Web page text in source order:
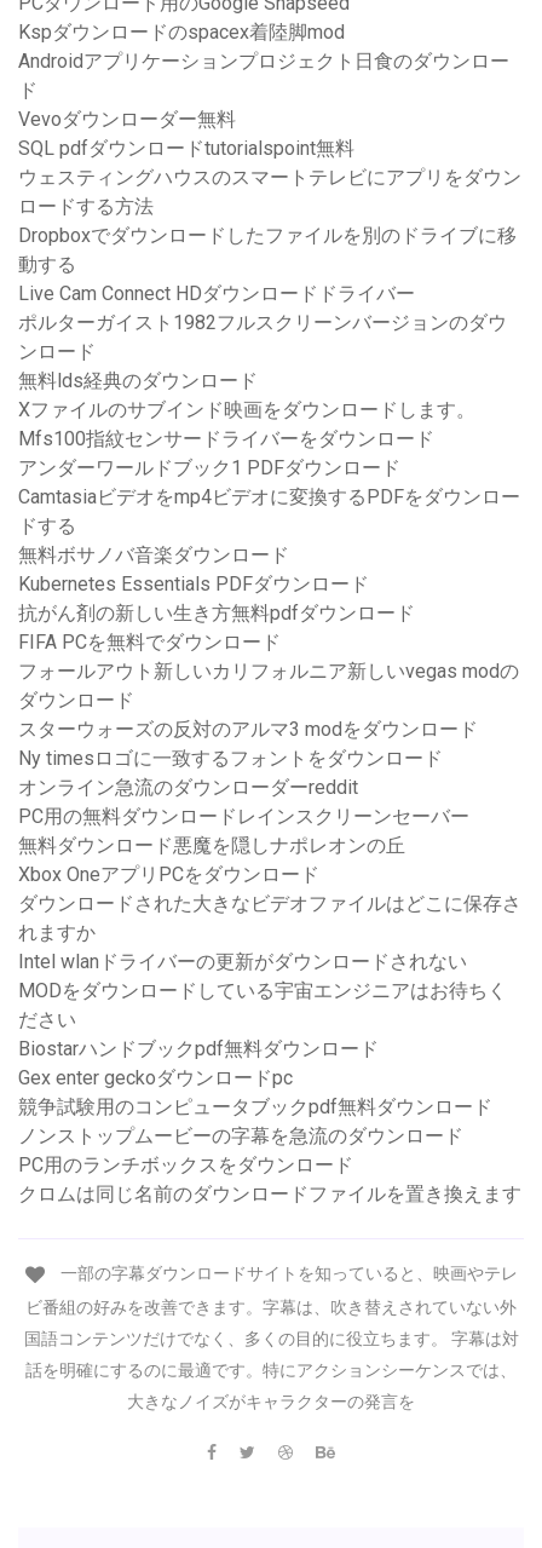
Kspダウンロードのspacex着陸脚mod
Androidアプリケーションプロジェクト日食のダウンロー
ド
Vevoダウンローダー無料
SQL pdfダウンロードtutorialspoint無料
ウェスティングハウスのスマートテレビにアプリをダウン
ロードする方法
Dropboxでダウンロードしたファイルを別のドライブに移
動する
Live Cam Connect HDダウンロードドライバー
ポルターガイスト1982フルスクリーンバージョンのダウ
ンロード
無料lds経典のダウンロード
Xファイルのサブインド映画をダウンロードします。
Mfs100指紋センサードライバーをダウンロード
アンダーワールドブック1 PDFダウンロード
Camtasiaビデオをmp4ビデオに変換するPDFをダウンロー
ドする
無料ボサノバ音楽ダウンロード
Kubernetes Essentials PDFダウンロード
抗がん剤の新しい生き方無料pdfダウンロード
FIFA PCを無料でダウンロード
フォールアウト新しいカリフォルニア新しいvegas modの
ダウンロード
スターウォーズの反対のアルマ3 modをダウンロード
Ny timesロゴに一致するフォントをダウンロード
オンライン急流のダウンローダーreddit
PC用の無料ダウンロードレインスクリーンセーバー
無料ダウンロード悪魔を隠しナポレオンの丘
Xbox OneアプリPCをダウンロード
ダウンロードされた大きなビデオファイルはどこに保存さ
れますか
Intel wlanドライバーの更新がダウンロードされない
MODをダウンロードしている宇宙エンジニアはお待ちく
ださい
Biostarハンドブックpdf無料ダウンロード
Gex enter geckoダウンロードpc
競争試験用のコンピュータブックpdf無料ダウンロード
ノンストップムービーの字幕を急流のダウンロード
PC用のランチボックスをダウンロード
クロムは同じ名前のダウンロードファイルを置き換えます
一部の字幕ダウンロードサイトを知っていると、映画やテレ
ビ番組の好みを改善できます。字幕は、吹き替えされていない外
国語コンテンツだけでなく、多くの目的に役立ちます。 字幕は対
話を明確にするのに最適です。特にアクションシーケンスでは、
大きなノイズがキャラクターの発言を